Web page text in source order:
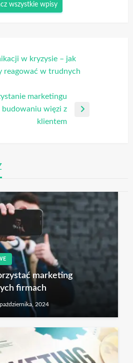
wszystkie wpisy
w kryzysie – jak
reagować w trudnych
marketingu
budowaniu więzi z
klientem
marketing
firmach
2024